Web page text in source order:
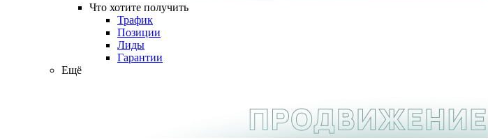
Что хотите получить
Трафик
Позиции
Лиды
Гарантии
Ещё